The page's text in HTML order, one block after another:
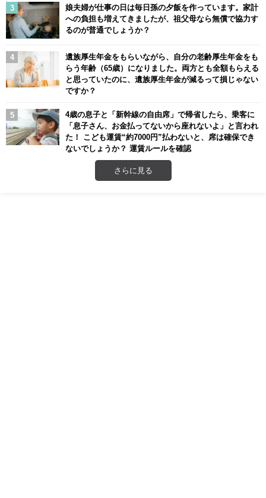
娘夫婦が仕事の日は毎日孫の夕飯を作っています。家計
への負担も増えてきましたが、祖父母なら無償で協力す
るのが普通でしょうか？
遺族厚生年金をもらいながら、自分の老齢厚生年金をも
らう年齢（65歳）になりました。両方とも全額もらえる
と思っていたのに、遺族厚生年金が減るって損じゃない
ですか？
4歳の息子と「新幹線の自由席」で帰省したら、乗客に
「息子さん、お金払ってないから座れないよ」と言われ
た！ こども運賃“約7000円”払わないと、席は確保でき
ないでしょうか？ 運賃ルールを確認
さらに見る